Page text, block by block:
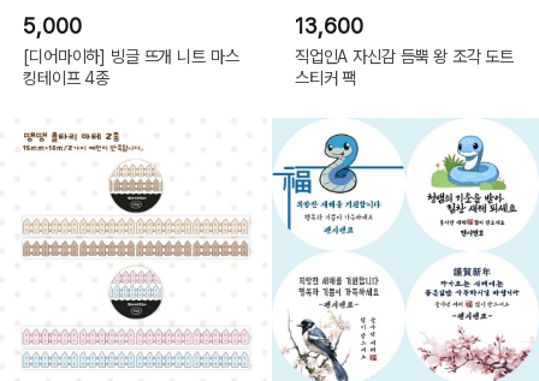
5,000
[디어마이하] 빙글 뜨개 니트 마스
킹테이프 4종
13,600
직업인A 자신감 듬뿍 왕 조각 도트
스티커 팩